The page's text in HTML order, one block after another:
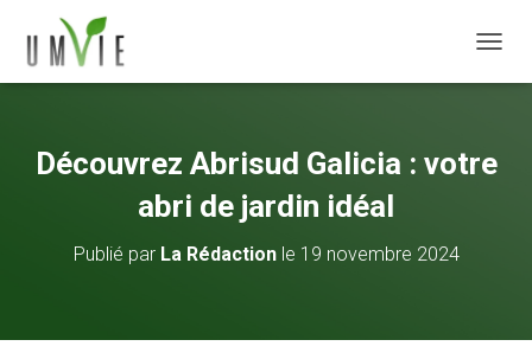
Découvrez Abrisud Galicia : votre
abri de jardin idéal
Publié par La Rédactionle 19 novembre 2024